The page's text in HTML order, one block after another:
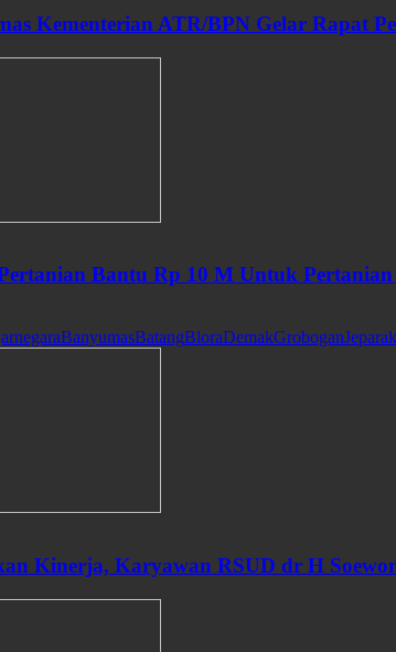
Kementerian ATR/BPN Gelar Rapat
Bantu Rp 10 M Untuk
BanyumasBatangBloraDemakGroboganJepara
Kinerja, Karyawan RSUD dr H